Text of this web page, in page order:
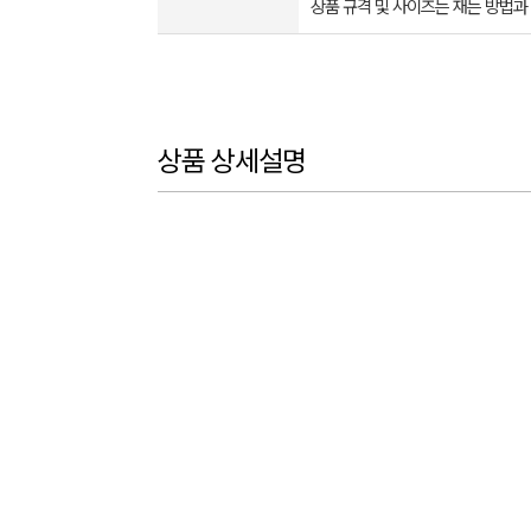
상품 규격 및 사이즈는 재는 방법
상품 상세설명